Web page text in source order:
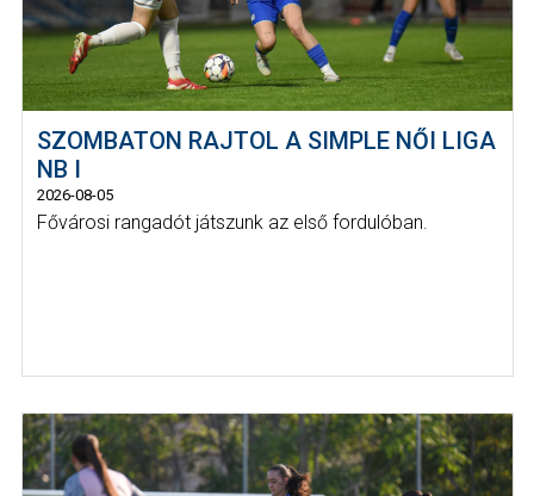
SZOMBATON RAJTOL A SIMPLE NŐI LIGA
NB I
2026-08-05
Fővárosi rangadót játszunk az első fordulóban.